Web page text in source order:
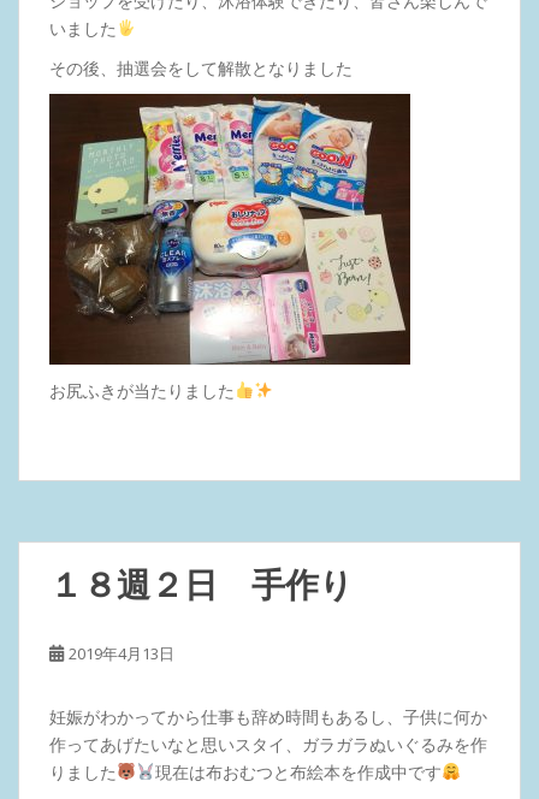
いました
その後、抽選会をして解散となりました
お尻ふきが当たりました
１８週２日 手作り
2019年4月13日
妊娠がわかってから仕事も辞め時間もあるし、子供に何か
作ってあげたいなと思いスタイ、ガラガラぬいぐるみを作
りました
現在は布おむつと布絵本を作成中です